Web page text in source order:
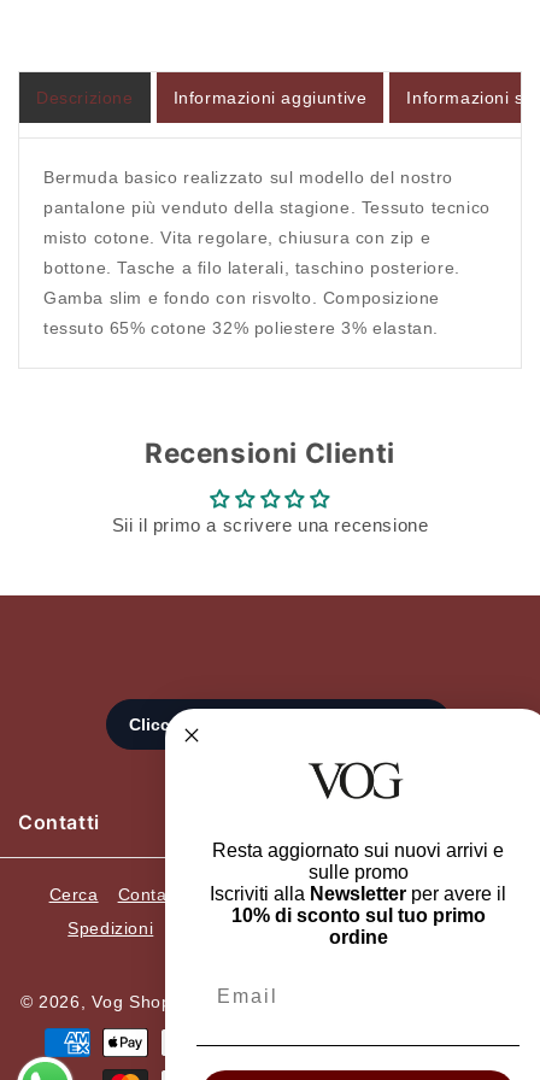
Descrizione Informazioni aggiuntive Informazioni
Bermuda basico realizzato sul modello del nostro
pantalone più venduto della stagione. Tessuto tecnico
misto cotone. Vita regolare, chiusura con zip e
bottone. Tasche a filo laterali, taschino posteriore.
Gamba slim e fondo con risvolto. Composizione
tessuto 65% cotone 32% poliestere 3% elastan.
Recensioni Clienti
Sii il primo a scrivere una recensione
Contatti
Cerca Contatti Recedi dall'ordine
Resi e Cambi
Spedizioni
Termini e condizioni
Privacy Policy
© 2026,Vog Shop Online ELLEGI SRL. P.Iva 05482420659.
Metodi
di
Accesso richiesto
Accedi al tuo account per aggiungere prodotti alla
tua lista dei desideri e visualizzare gli articoli
salvati in precedenza.
Resta aggiornato sui nuovi arrivi e
sulle promo
Iscriviti alla Newsletter per avere il
10% di sconto sul tuo primo
ordine